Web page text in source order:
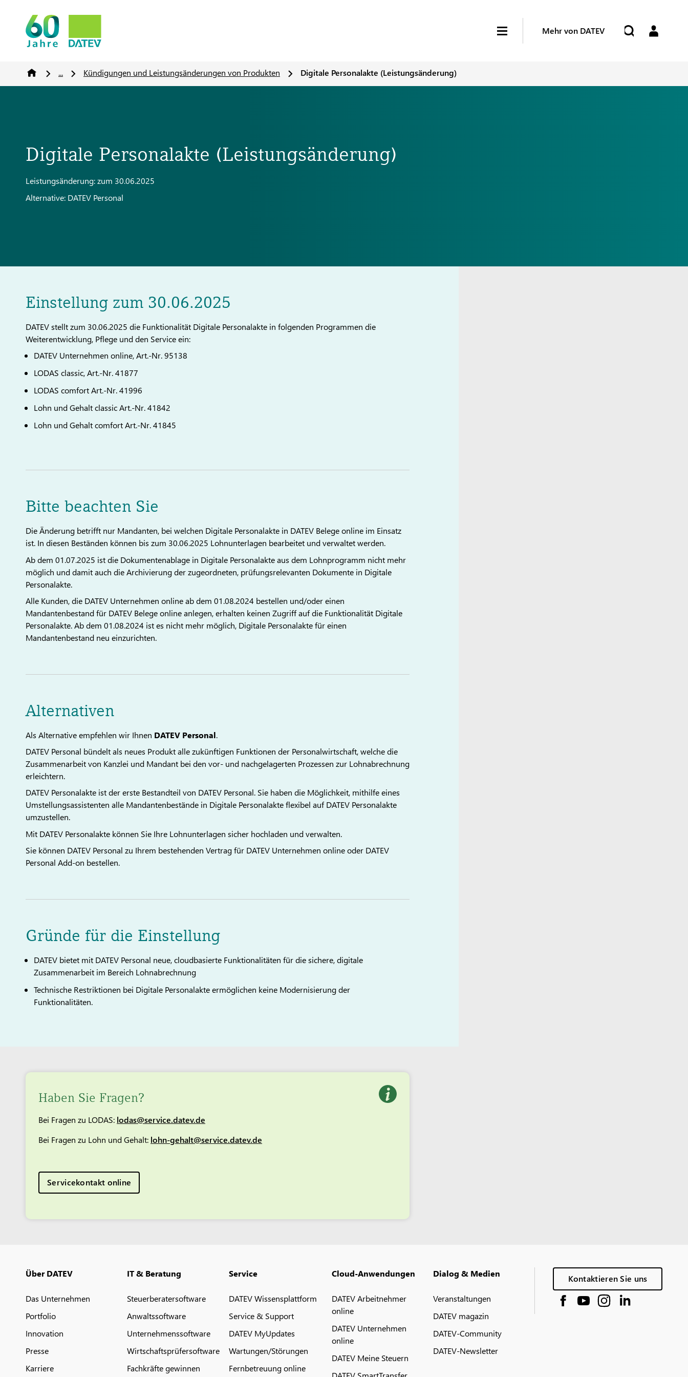
Mehr von DATEV
... Kündigungen und Leistungsänderungen von Produkten Digitale Personalakte (Leistungsänderung)
Digitale Personalakte (Leistungsänderung)
Leistungsänderung: zum 30.06.2025
Alternative: DATEV Personal
Einstellung zum 30.06.2025
DATEV stellt zum 30.06.2025 die Funktionalität Digitale Personalakte in folgenden Programmen die
Weiterentwicklung, Pflege und den Service ein:
DATEV Unternehmen online, Art.-Nr. 95138
LODAS classic, Art.-Nr. 41877
LODAS comfort Art.-Nr. 41996
Lohn und Gehalt classic Art.-Nr. 41842
Lohn und Gehalt comfort Art.-Nr. 41845
Bitte beachten Sie
Die Änderung betrifft nur Mandanten, bei welchen Digitale Personalakte in DATEV Belege online im Einsatz
ist. In diesen Beständen können bis zum 30.06.2025 Lohnunterlagen bearbeitet und verwaltet werden.
Ab dem 01.07.2025 ist die Dokumentenablage in Digitale Personalakte aus dem Lohnprogramm nicht mehr
möglich und damit auch die Archivierung der zugeordneten, prüfungsrelevanten Dokumente in Digitale
Personalakte.
Alle Kunden, die DATEV Unternehmen online ab dem 01.08.2024 bestellen und/oder einen
Mandantenbestand für DATEV Belege online anlegen, erhalten keinen Zugriff auf die Funktionalität Digitale
Personalakte. Ab dem 01.08.2024 ist es nicht mehr möglich, Digitale Personalakte für einen
Mandantenbestand neu einzurichten.
Alternativen
Als Alternative empfehlen wir Ihnen DATEV Personal.
DATEV Personal bündelt als neues Produkt alle zukünftigen Funktionen der Personalwirtschaft, welche die
Zusammenarbeit von Kanzlei und Mandant bei den vor- und nachgelagerten Prozessen zur Lohnabrechnung
erleichtern.
DATEV Personalakte ist der erste Bestandteil von DATEV Personal. Sie haben die Möglichkeit, mithilfe eines
Umstellungsassistenten alle Mandantenbestände in Digitale Personalakte flexibel auf DATEV Personalakte
umzustellen.
Mit DATEV Personalakte können Sie Ihre Lohnunterlagen sicher hochladen und verwalten.
Sie können DATEV Personal zu Ihrem bestehenden Vertrag für DATEV Unternehmen online oder DATEV
Personal Add-on bestellen.
Gründe für die Einstellung
DATEV bietet mit DATEV Personal neue, cloudbasierte Funktionalitäten für die sichere, digitale
Zusammenarbeit im Bereich Lohnabrechnung
Technische Restriktionen bei Digitale Personalakte ermöglichen keine Modernisierung der
Funktionalitäten.
Haben Sie Fragen?
Bei Fragen zu LODAS: lodas@service.datev.de
Bei Fragen zu Lohn und Gehalt: lohn-gehalt@service.datev.de
Servicekontakt online
Über DATEV
Das Unternehmen
Portfolio
Innovation
Presse
Karriere
IT & Beratung
Steuerberatersoftware
Anwaltssoftware
Unternehmenssoftware
Wirtschaftsprüfersoftware
Fachkräfte gewinnen
Service
DATEV Wissensplattform
Service & Support
DATEV MyUpdates
Wartungen/Störungen
Fernbetreuung online
Cloud-Anwendungen
DATEV Arbeitnehmer
online
DATEV Unternehmen
online
DATEV Meine Steuern
Dialog & Medien
Veranstaltungen
DATEV magazin
DATEV-Community
DATEV-Newsletter
Kontaktieren Sie uns